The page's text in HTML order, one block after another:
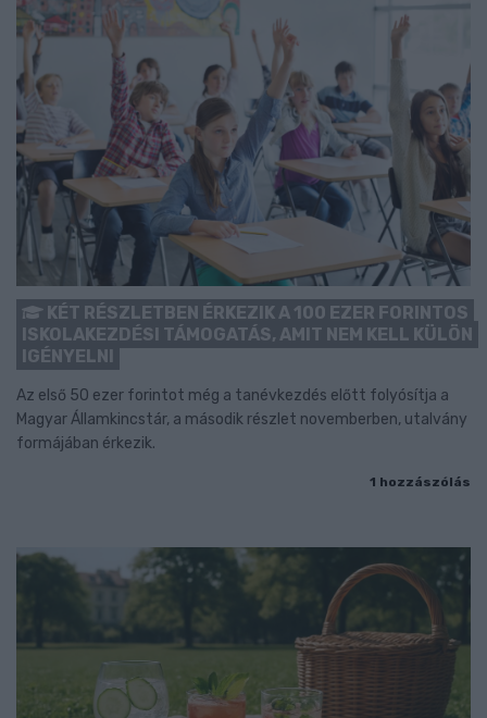
KÉT RÉSZLETBEN ÉRKEZIK A 100 EZER FORINTOS
ISKOLAKEZDÉSI TÁMOGATÁS, AMIT NEM KELL KÜLÖN
IGÉNYELNI
Az első 50 ezer forintot még a tanévkezdés előtt folyósítja a
Magyar Államkincstár, a második részlet novemberben, utalvány
formájában érkezik.
1 hozzászólás